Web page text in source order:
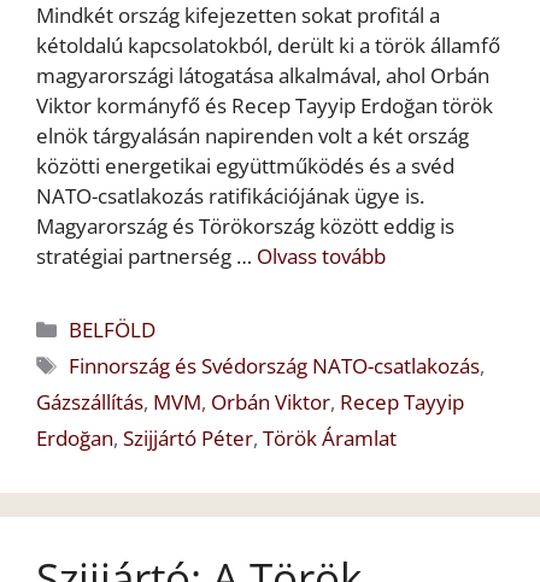
Mindkét ország kifejezetten sokat profitál a
kétoldalú kapcsolatokból, derült ki a török államfő
magyarországi látogatása alkalmával, ahol Orbán
Viktor kormányfő és Recep Tayyip Erdoğan török
elnök tárgyalásán napirenden volt a két ország
közötti energetikai együttműködés és a svéd
NATO-csatlakozás ratifikációjának ügye is.
Magyarország és Törökország között eddig is
stratégiai partnerség … Olvass tovább
Kategória
BELFÖLD
Címkék
Finnország és Svédország NATO-csatlakozás,
Gázszállítás, MVM, Orbán Viktor, Recep Tayyip
Erdoğan, Szijjártó Péter, Török Áramlat